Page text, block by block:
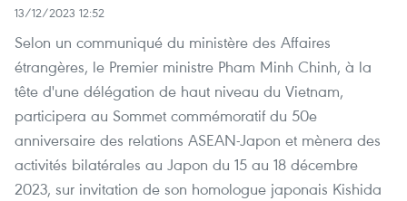
13/12/2023 12:52
Selon un communiqué du ministère des Affaires
étrangères, le Premier ministre Pham Minh Chinh, à la
tête d'une délégation de haut niveau du Vietnam,
participera au Sommet commémoratif du 50e
anniversaire des relations ASEAN-Japon et mènera des
activités bilatérales au Japon du 15 au 18 décembre
2023, sur invitation de son homologue japonais Kishida